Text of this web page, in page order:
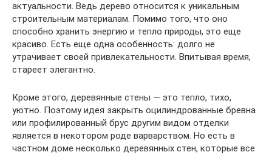
актуальности. Ведь дерево относится к уникальным
строительным материалам. Помимо того, что оно
способно хранить энергию и тепло природы, это еще
красиво. Есть еще одна особенность: долго не
утрачивает своей привлекательности. Впитывая время,
стареет элегантно.
Кроме этого, деревянные стены — это тепло, тихо,
уютно. Поэтому идея закрыть оцилиндрованные бревна
или профилированный брус другим видом отделки
является в некотором роде варварством. Но есть в
частном доме несколько деревянных стен, которые все